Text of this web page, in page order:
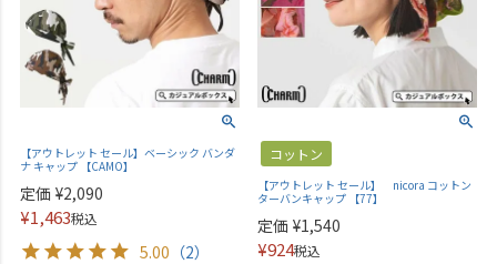
【アウトレット セール】ベーシック バンダ
ナ キャップ 【CAMO】
定価 ¥2,090
¥1,463税込
5.00 （2）
コットン
【アウトレット セール】 nicora コットン
ターバンキャップ 【77】
定価 ¥1,540
¥924税込